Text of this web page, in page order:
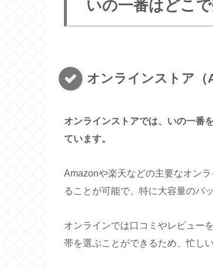
いの一番はどこ
オンラインストア（
オンラインストアでは、いの一番
ています。
Amazonや楽天などの主要なオン
ることが可能で、特に大容量のパ
オンラインでは口コミやレビュー
帯を選ぶことができるため、忙し